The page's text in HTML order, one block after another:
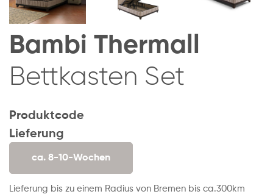
Bambi Thermall
Bettkasten Set
Produktcode
Lieferung
ca. 8-10-Wochen
Lieferung bis zu einem Radius von Bremen bis ca.300km